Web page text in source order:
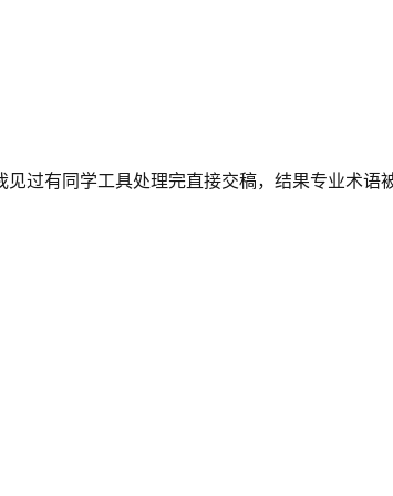
过有同学工具处理完直接交稿，结果专业术语